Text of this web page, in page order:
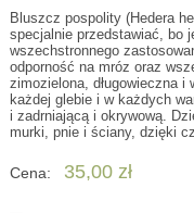
Bluszcz pospolity (Hedera
specjalnie przedstawiać, bo
wszechstronnego
odporność na mróz oraz
zimozielona, długowieczna i
każdej glebie i w każdych
i zadrniającą i okrywową.
murki, pnie i ściany, dzięki
Cena: 35,00 zł